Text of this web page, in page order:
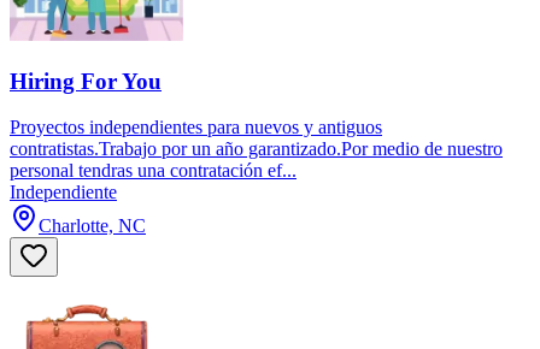
Hiring For You
Proyectos independientes para nuevos y antiguos
contratistas.Trabajo por un año garantizado.Por medio de nuestro
personal tendras una contratación ef...
Independiente
Charlotte, NC